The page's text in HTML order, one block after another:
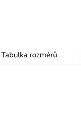
Tabulka rozměrů